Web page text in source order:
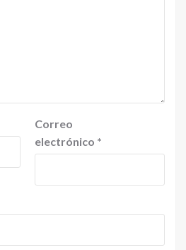
Correo
electrónico *